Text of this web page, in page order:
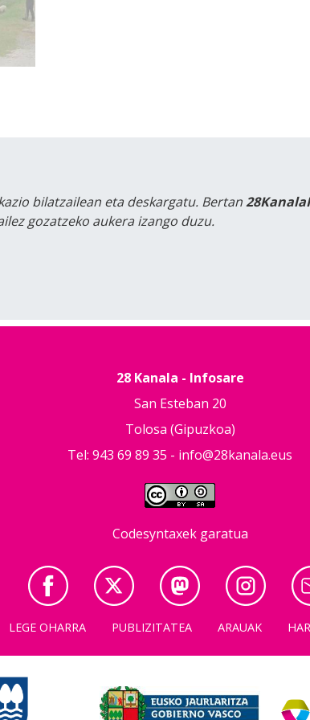
bilatzailean eta deskargatu. Bertan
gozatzeko aukera izango duzu.
28 Kanala - Infosare
San Esteban 20
Tolosa (Gipuzkoa)
Tel: 943 69 89 35 - info@28kanala.eus
Codesyntaxek garatua
LEGE OHARRA PUBLIZITATEA ARAUAK